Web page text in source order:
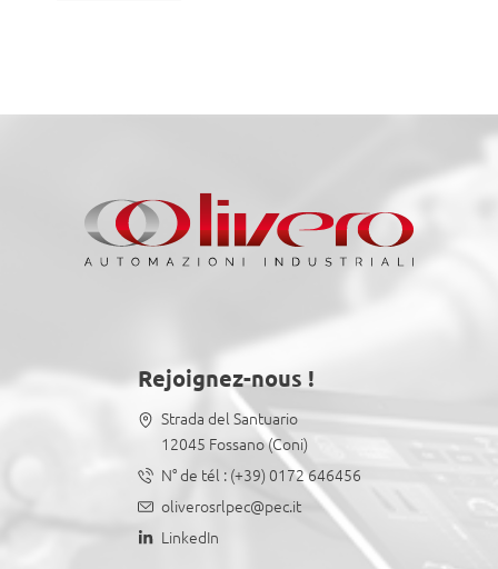
Rejoignez-nous !
Strada del Santuario
12045 Fossano (Coni)
N° de tél :(+39) 0172 646456
oliverosrlpec@pec.it
LinkedIn